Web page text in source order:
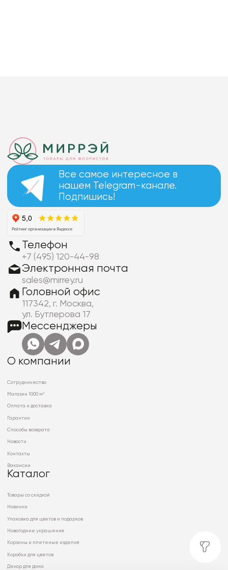
Все самое интересное в
нашем Telegram-канале.
Подпишись!
Телефон
+7 (495) 120-44-98
Электронная почта
sales@mirrey.ru
Головной офис
117342, г. Москва,
ул. Бутлерова 17
Мессенджеры
О компании
Сотрудничество
Магазин 1000 м²
Оплата и доставка
Гарантии
Способы возврата
Новости
Контакты
Вакансии
Каталог
Товары со скидкой
Новинки
Упаковка для цветов и подарков
Новогодние украшения
Корзины и плетеные изделия
Коробки для цветов
Декор для дома